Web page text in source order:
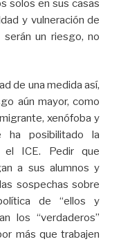
solos en sus casas
y vulneración de
un riesgo, no
de una medida así,
aún mayor, como
xenófoba y
ha posibilitado la
el ICE. Pedir que
a sus alumnos y
sospechas sobre
de “ellos y
los “verdaderos”
más que trabajen